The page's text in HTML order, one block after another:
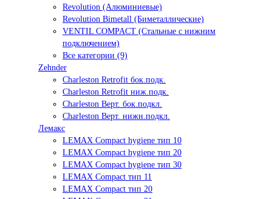
Revolution (Алюминиевые)
Revolution Bimetall (Биметаллические)
VENTIL COMPACT (Стальные с нижним
подключением)
Все категории (9)
Zehnder
Charleston Retrofit бок.подк.
Charleston Retrofit ниж.подк.
Charleston Верт. бок.подкл.
Charleston Верт. нижн.подкл.
Лемакс
LEMAX Compact hygiene тип 10
LEMAX Compact hygiene тип 20
LEMAX Compact hygiene тип 30
LEMAX Compact тип 11
LEMAX Compact тип 20